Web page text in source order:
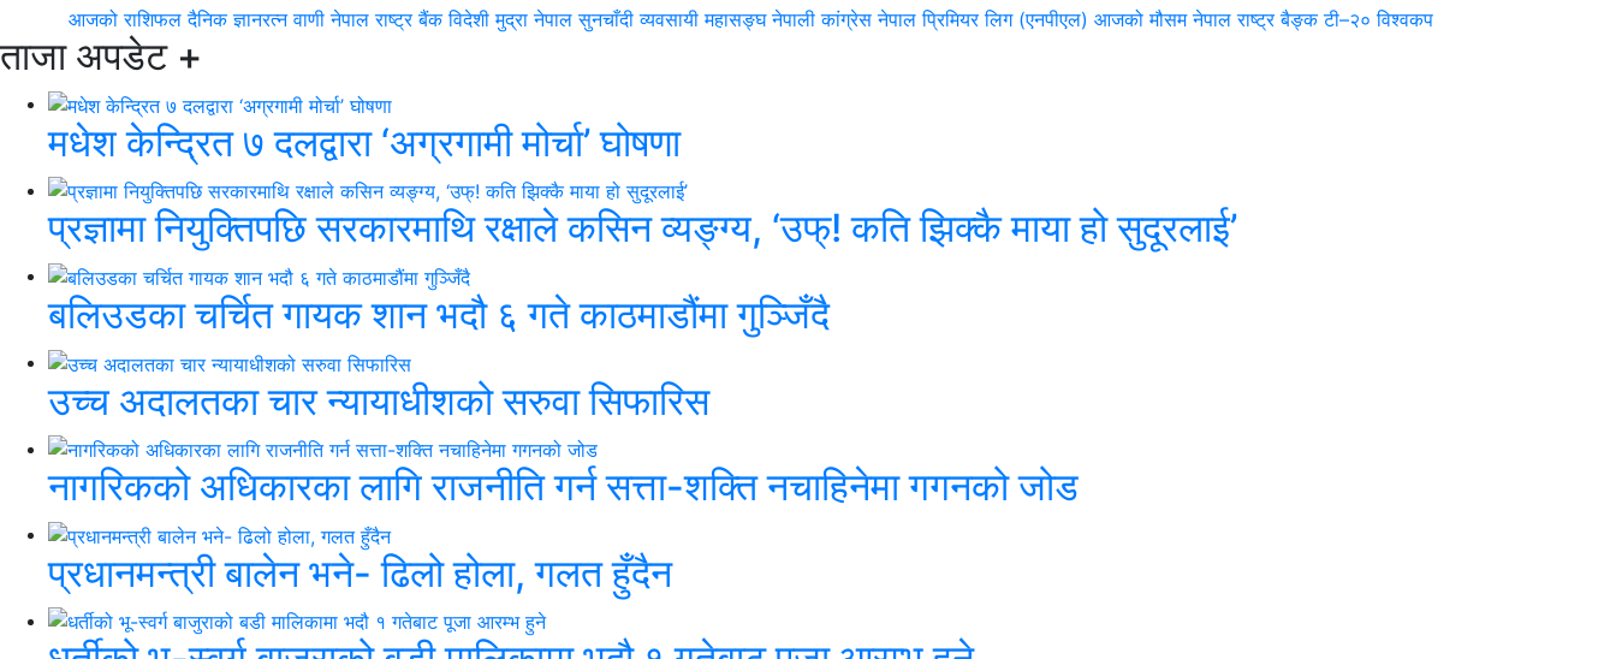
आजको राशिफल दैनिक ज्ञानरत्न वाणी नेपाल राष्ट्र बैंक विदेशी मुद्रा नेपाल सुनचाँदी व्यवसायी महासङ्घ नेपाली कांग्रेस नेपाल प्रिमियर लिग (एनपीएल) आजको मौसम नेपाल राष्ट्र बैङ्क टी–२० विश्वकप
ताजा अपडेट +
मधेश केन्द्रित ७ दलद्वारा ‘अग्रगामी मोर्चा’ घोषणा
प्रज्ञामा नियुक्तिपछि सरकारमाथि रक्षाले कसिन व्यङ्ग्य, ‘उफ्! कति झिक्कै माया हो सुदूरलाई’
बलिउडका चर्चित गायक शान भदौ ६ गते काठमाडौंमा गुञ्जिँदै
उच्च अदालतका चार न्यायाधीशको सरुवा सिफारिस
नागरिकको अधिकारका लागि राजनीति गर्न सत्ता-शक्ति नचाहिनेमा गगनको जोड
प्रधानमन्त्री बालेन भने- ढिलो होला, गलत हुँदैन